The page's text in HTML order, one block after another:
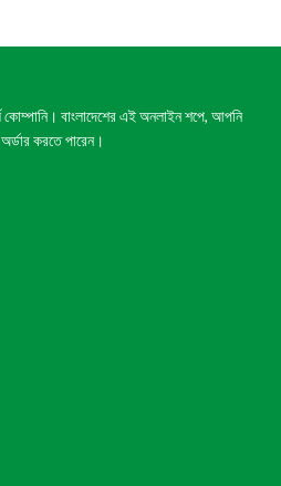
কোম্পানি। বাংলাদেশের এই অনলাইন শপে, আপনি
অর্ডার করতে পারেন।